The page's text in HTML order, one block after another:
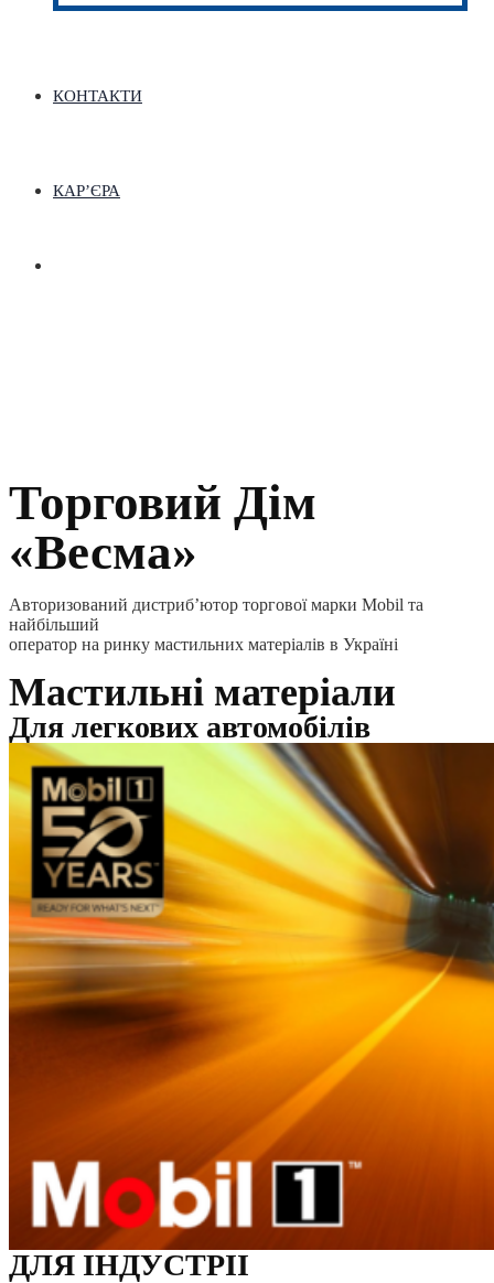
КОНТАКТИ
КАР’ЄРА
Торговий Дім
«Весма»
Авторизований дистриб’ютор торгової марки Mobil та
найбільший
оператор на ринку мастильних матеріалів в Україні
Мастильні матеріали
Для легкових автомобілів
ДЛЯ ІНДУСТРІІ